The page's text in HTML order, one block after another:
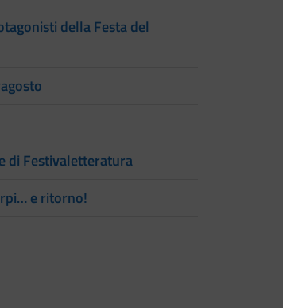
della Festa del
di Festivaletteratura
e ritorno!